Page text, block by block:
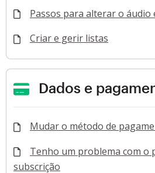
Passos para alterar o áudio
Criar e gerir listas
Dados e
Mudar o método de
Tenho um problema com o
subscrição